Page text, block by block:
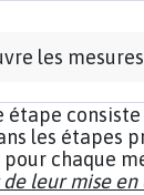
les
étape
les étapes
chaque
de leur mise